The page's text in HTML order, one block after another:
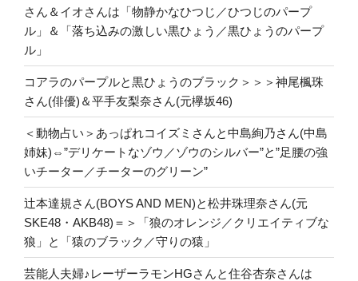
さん＆イオさんは「物静かなひつじ／ひつじのパープ
ル」＆「落ち込みの激しい黒ひょう／黒ひょうのパープ
ル」
コアラのパープルと黒ひょうのブラック＞＞＞神尾楓珠
さん(俳優)＆平手友梨奈さん(元欅坂46)
＜動物占い＞あっぱれコイズミさんと中島絢乃さん(中島
姉妹)⇔”デリケートなゾウ／ゾウのシルバー”と”足腰の強
いチーター／チーターのグリーン”
辻本達規さん(BOYS AND MEN)と松井珠理奈さん(元
SKE48・AKB48)＝＞「狼のオレンジ／クリエイティブな
狼」と「猿のブラック／守りの猿」
芸能人夫婦♪レーザーラモンHGさんと住谷杏奈さんは